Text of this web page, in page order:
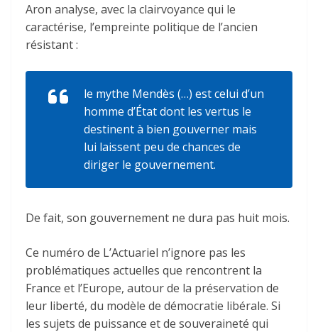
Aron analyse, avec la clairvoyance qui le
caractérise, l’empreinte politique de l’ancien
résistant :
le mythe Mendès (…) est celui d’un
homme d’État dont les vertus le
destinent à bien gouverner mais
lui laissent peu de chances de
diriger le gouvernement.
De fait, son gouvernement ne dura pas huit mois.
Ce numéro de L’Actuariel n’ignore pas les
problématiques actuelles que rencontrent la
France et l’Europe, autour de la préservation de
leur liberté, du modèle de démocratie libérale. Si
les sujets de puissance et de souveraineté qui